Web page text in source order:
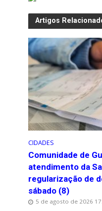
Artigos
CIDADES
Comunidade de
atendimento da
regularização de
sábado (8)
5 de agosto de 2026